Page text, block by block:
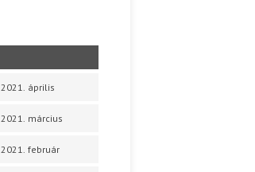
2021. április
2021. március
2021. február